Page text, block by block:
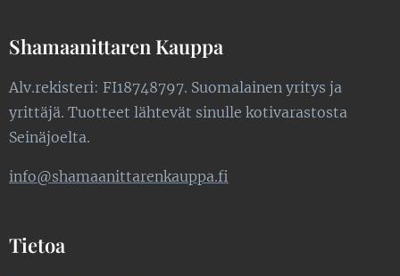
Shamaanittaren Kauppa
Alv.rekisteri: FI18748797. Suomalainen yritys ja
yrittäjä. Tuotteet lähtevät sinulle kotivarastosta
Seinäjoelta.
info@shamaanittarenkauppa.fi
Tietoa